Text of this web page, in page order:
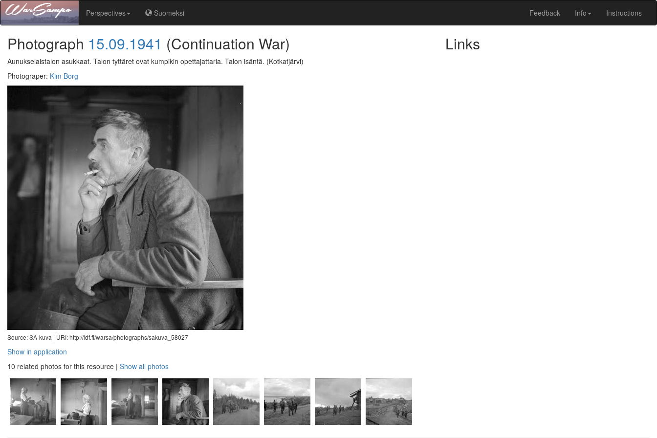
Perspectives Suomeksi Feedback Info Instructions
Photograph 15.09.1941 (Continuation War)
Aunukselaistalon asukkaat. Talon tyttäret ovat kumpikin opettajattaria. Talon isäntä. (Kotkatjärvi)
Photograper: Kim Borg
Source: SA-kuva | URI: http://ldf.fi/warsa/photographs/sakuva_58027
Show in application
10 related photos for this resource | Show all photos
Links